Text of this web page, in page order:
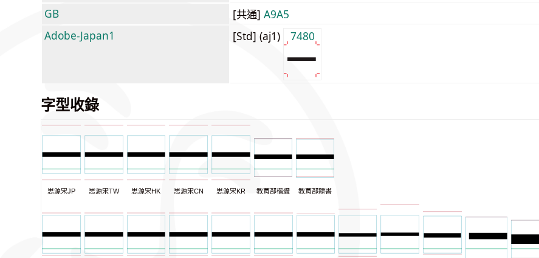
GB
[共通] A9A5
Adobe-Japan1
[Std] (aj1) 7480
字型收錄
思源宋JP 思源宋TW 思源宋HK 思源宋CN 思源宋KR 教育部楷體 教育部隸書